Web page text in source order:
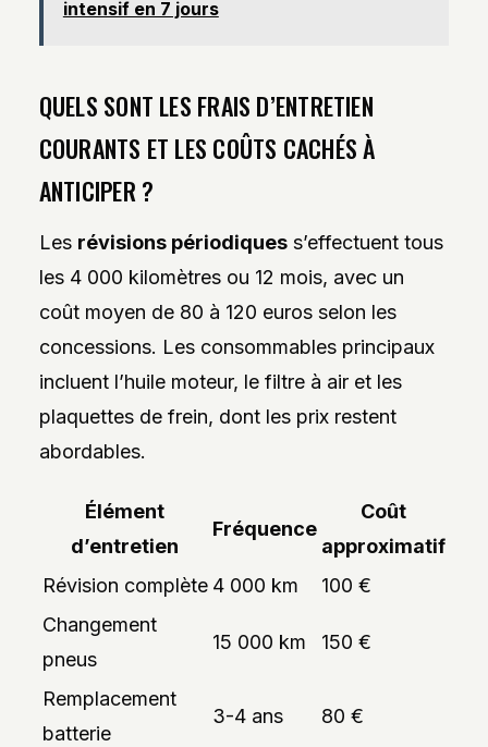
intensif en 7 jours
QUELS SONT LES FRAIS D’ENTRETIEN
COURANTS ET LES COÛTS CACHÉS À
ANTICIPER ?
Les révisions périodiquess’effectuent tous
les 4 000 kilomètres ou 12 mois, avec un
coût moyen de 80 à 120 euros selon les
concessions. Les consommables principaux
incluent l’huile moteur, le filtre à air et les
plaquettes de frein, dont les prix restent
abordables.
Élément
d’entretien
Fréquence
Coût
approximatif
Révision complète 4 000 km
100 €
Changement
pneus
15 000 km 150 €
Remplacement
batterie
3-4 ans 80 €